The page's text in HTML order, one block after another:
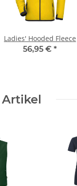
Ladies' Hooded Fleece
56,95 € *